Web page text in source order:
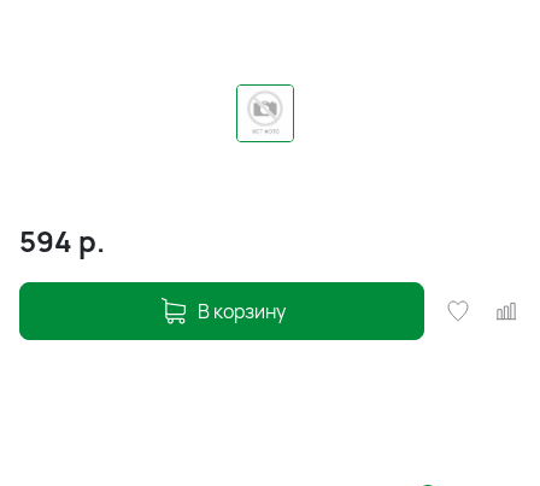
594 р.
В корзину